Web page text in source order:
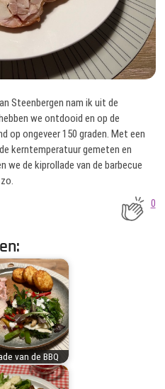
Steenbergen nam ik uit de
we ontdooid en op de
op ongeveer 150 graden. Met een
kerntemperatuur gemeten en
we de kiprollade van de barbecue
0
van de BBQ